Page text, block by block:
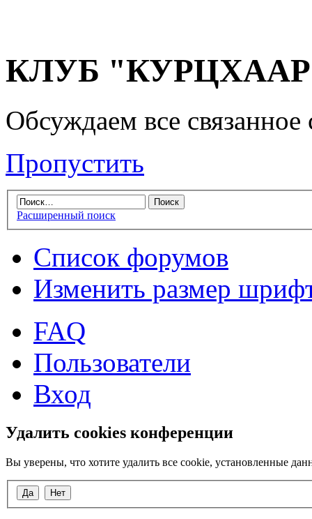
КЛУБ "КУРЦХААР"
Обсуждаем все
Пропустить
Расширенный поиск
Список форумов
Изменить размер
FAQ
Пользователи
Вход
Удалить cookies конференции
Вы уверены, что хотите удалить все cookie, установленные